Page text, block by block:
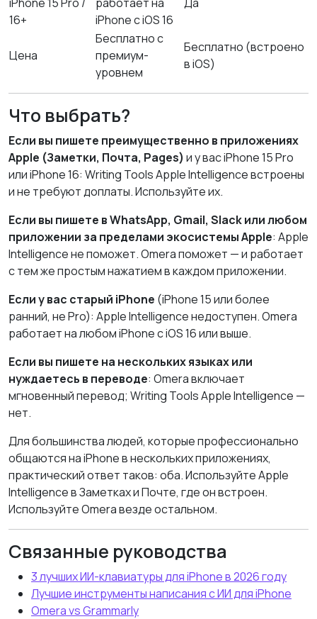
16+
iPhone с iOS 16
Цена
Бесплатно с
премиум-
уровнем
Бесплатно (встроено
в iOS)
Что выбрать?
Если вы пишете преимущественно в приложениях
Apple (Заметки, Почта, Pages) и у вас iPhone 15 Pro
или iPhone 16: Writing Tools Apple Intelligence встроены
и не требуют доплаты. Используйте их.
Если вы пишете в WhatsApp, Gmail, Slack или любом
приложении за пределами экосистемы Apple: Apple
Intelligence не поможет. Omera поможет — и работает
с тем же простым нажатием в каждом приложении.
Если у вас старый iPhone (iPhone 15 или более
ранний, не Pro): Apple Intelligence недоступен. Omera
работает на любом iPhone с iOS 16 или выше.
Если вы пишете на нескольких языках или
нуждаетесь в переводе: Omera включает
мгновенный перевод; Writing Tools Apple Intelligence —
нет.
Для большинства людей, которые профессионально
общаются на iPhone в нескольких приложениях,
практический ответ таков: оба. Используйте Apple
Intelligence в Заметках и Почте, где он встроен.
Используйте Omera везде остальном.
Связанные руководства
3 лучших ИИ-клавиатуры для iPhone в 2026 году
Лучшие инструменты написания с ИИ для iPhone
Omera vs Grammarly